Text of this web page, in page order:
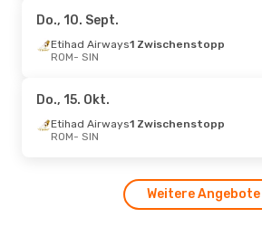
Emirates1 Zwischenstopp
SIN- ROM
Etihad Airways
ROM- SIN
Etihad Airways1 Zwischenstopp
SIN- ROM
Do., 10. Sept.
Etihad Airways1 Zwischenstopp
ROM- SIN
Do., 15. Okt.
Etihad Airways1 Zwischenstopp
ROM- SIN
Weitere Angebote